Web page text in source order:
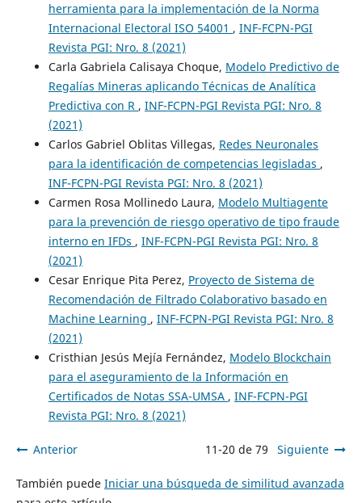
herramienta para la implementación de la Norma
Internacional Electoral ISO 54001 , INF-FCPN-PGI
Revista PGI: Nro. 8 (2021)
Carla Gabriela Calisaya Choque, Modelo Predictivo de
Regalías Mineras aplicando Técnicas de Analítica
Predictiva con R , INF-FCPN-PGI Revista PGI: Nro. 8
(2021)
Carlos Gabriel Oblitas Villegas, Redes Neuronales
para la identificación de competencias legisladas ,
INF-FCPN-PGI Revista PGI: Nro. 8 (2021)
Carmen Rosa Mollinedo Laura, Modelo Multiagente
para la prevención de riesgo operativo de tipo fraude
interno en IFDs , INF-FCPN-PGI Revista PGI: Nro. 8
(2021)
Cesar Enrique Pita Perez, Proyecto de Sistema de
Recomendación de Filtrado Colaborativo basado en
Machine Learning , INF-FCPN-PGI Revista PGI: Nro. 8
(2021)
Cristhian Jesús Mejía Fernández, Modelo Blockchain
para el aseguramiento de la Información en
Certificados de Notas SSA-UMSA , INF-FCPN-PGI
Revista PGI: Nro. 8 (2021)
Anterior 11-20 de 79 Siguiente
También puede Iniciar una búsqueda de similitud avanzada